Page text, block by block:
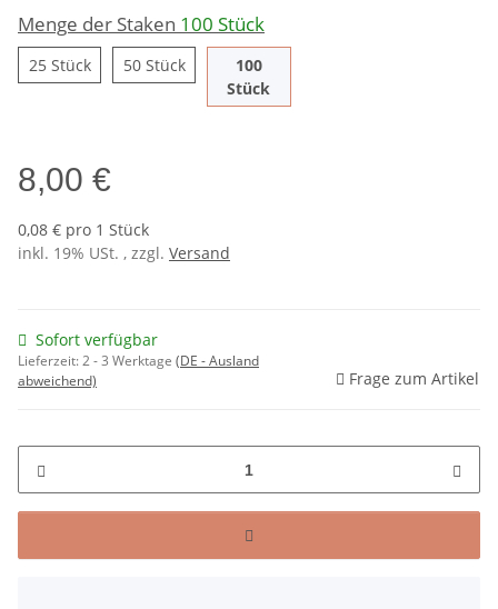
Menge der Staken 100 Stück
25 Stück25 Stück50 Stück50 Stück100
Stück100 Stück
8,00 €
0,08 € pro 1 Stück
inkl. 19% USt. , zzgl. Versand
Sofort verfügbar
Lieferzeit:2 - 3 Werktage (DE - Ausland
abweichend)
Frage zum Artikel